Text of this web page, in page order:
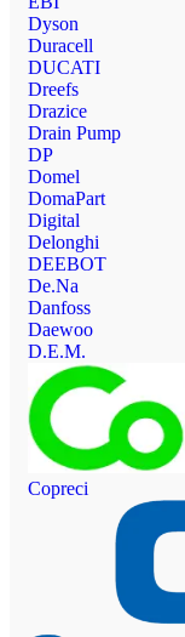
Dyson
Duracell
DUCATI
Dreefs
Drazice
Drain Pump
DP
Domel
DomaPart
Digital
Delonghi
DEEBOT
De.Na
Danfoss
Daewoo
D.E.M.
Copreci